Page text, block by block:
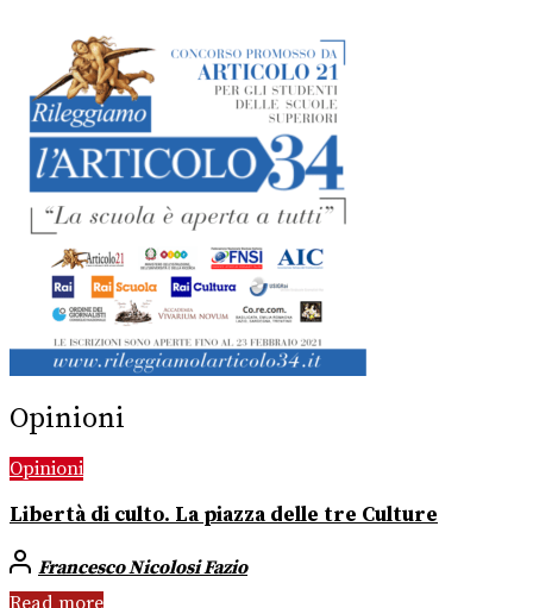
Opinioni
Opinioni
Libertà di culto. La piazza delle tre Culture
Francesco Nicolosi Fazio
Read more